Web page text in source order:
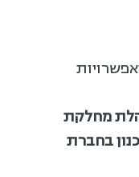
מחלקת
בחברת